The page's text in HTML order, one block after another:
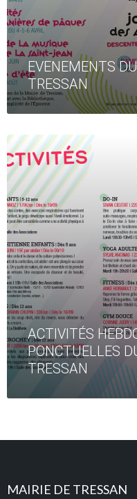
EVENEMENTS
TRESSAN
ACTIVITÉS
PONCTUELLES
TRESSAN
Read
More
MAIRIE DE TRESSAN